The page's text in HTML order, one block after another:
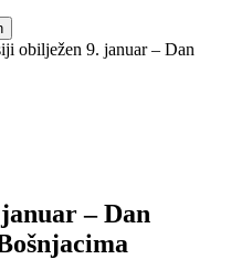
obilježen 9. januar – Dan
– Dan